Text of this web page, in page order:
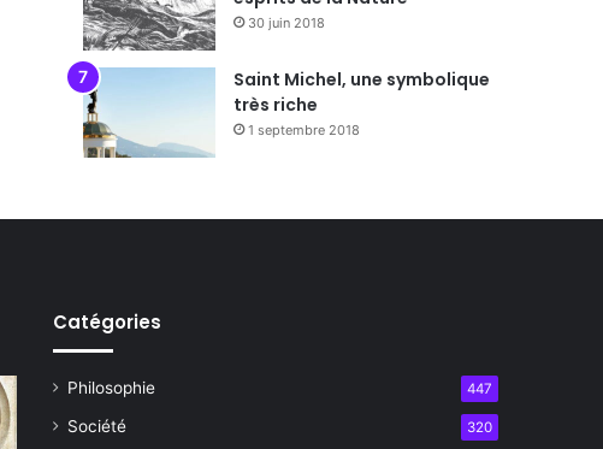
30 juin 2018
Saint Michel, une symbolique
très riche
1 septembre 2018
Catégories
Philosophie 447
Société 320